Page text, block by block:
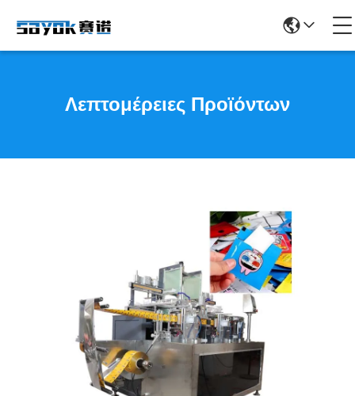
Λεπτομέρειες Προϊόντων